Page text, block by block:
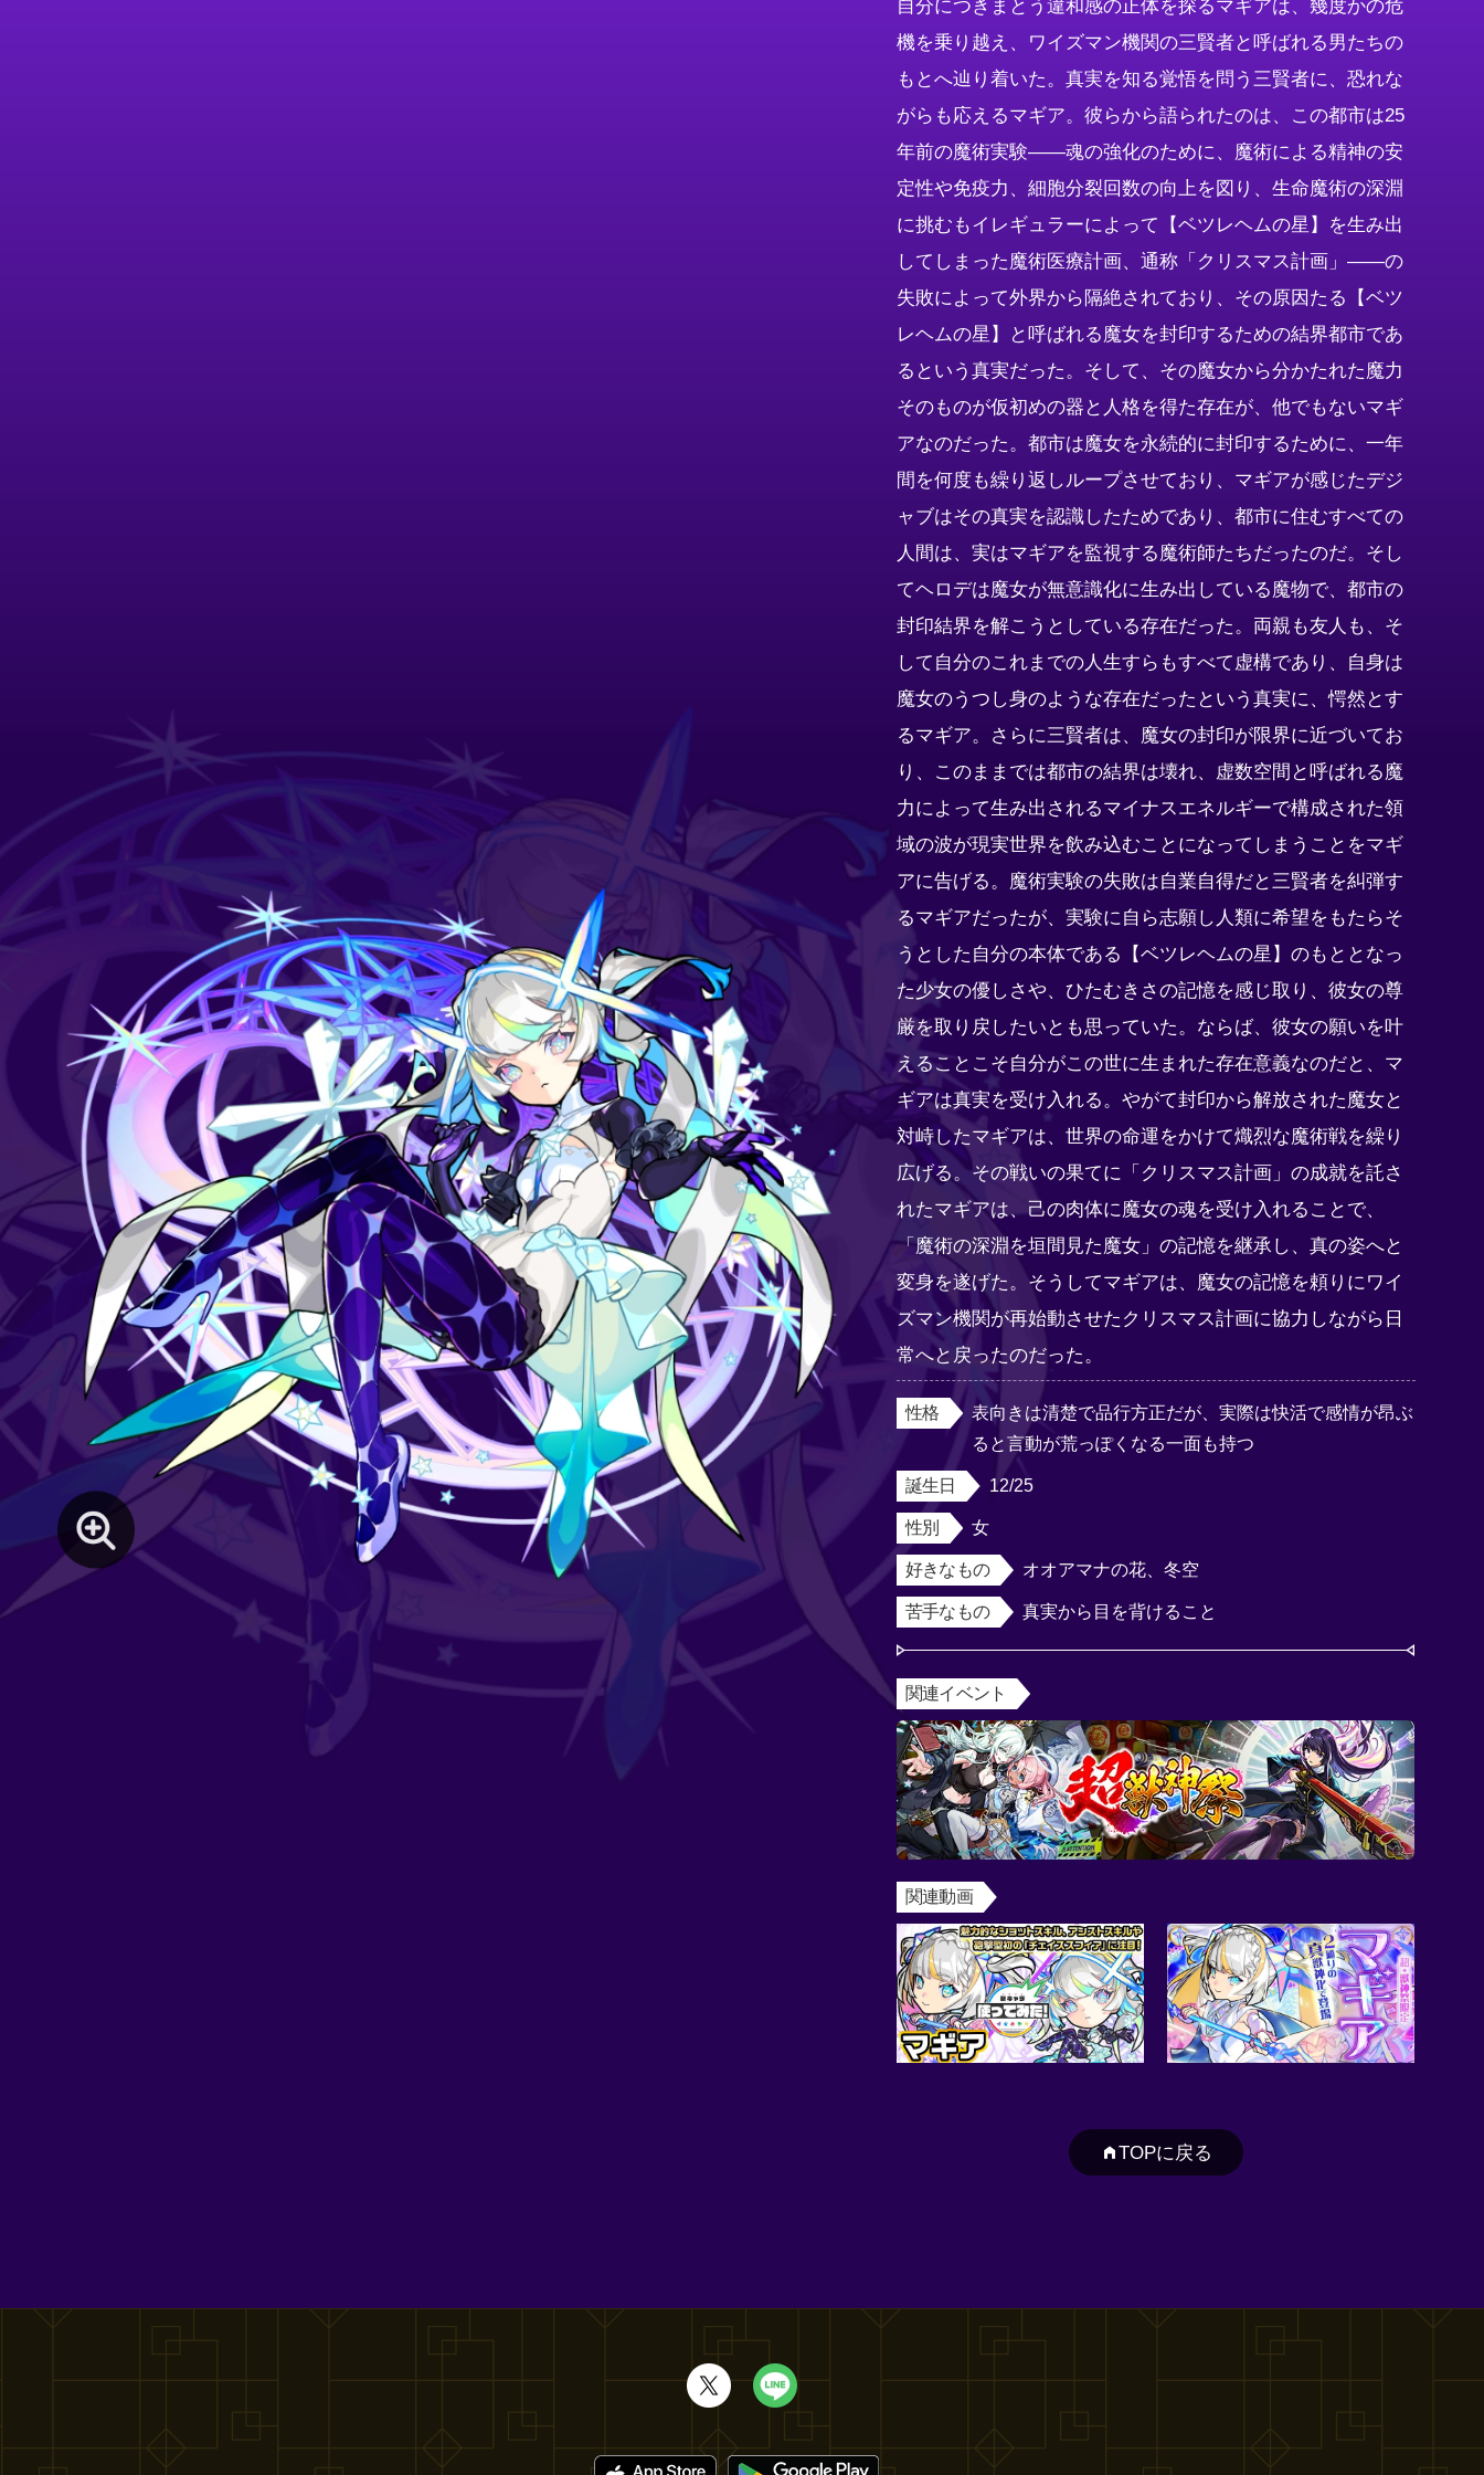
自分につきまとう違和感の正体を探るマギアは、幾度かの危
機を乗り越え、ワイズマン機関の三賢者と呼ばれる男たちの
もとへ辿り着いた。真実を知る覚悟を問う三賢者に、恐れな
がらも応えるマギア。彼らから語られたのは、この都市は25
年前の魔術実験――魂の強化のために、魔術による精神の安
定性や免疫力、細胞分裂回数の向上を図り、生命魔術の深淵
に挑むもイレギュラーによって【ベツレヘムの星】を生み出
してしまった魔術医療計画、通称「クリスマス計画」――の
失敗によって外界から隔絶されており、その原因たる【ベツ
レヘムの星】と呼ばれる魔女を封印するための結界都市であ
るという真実だった。そして、その魔女から分かたれた魔力
そのものが仮初めの器と人格を得た存在が、他でもないマギ
アなのだった。都市は魔女を永続的に封印するために、一年
間を何度も繰り返しループさせており、マギアが感じたデジ
ャブはその真実を認識したためであり、都市に住むすべての
人間は、実はマギアを監視する魔術師たちだったのだ。そし
てヘロデは魔女が無意識化に生み出している魔物で、都市の
封印結界を解こうとしている存在だった。両親も友人も、そ
して自分のこれまでの人生すらもすべて虚構であり、自身は
魔女のうつし身のような存在だったという真実に、愕然とす
るマギア。さらに三賢者は、魔女の封印が限界に近づいてお
り、このままでは都市の結界は壊れ、虚数空間と呼ばれる魔
力によって生み出されるマイナスエネルギーで構成された領
域の波が現実世界を飲み込むことになってしまうことをマギ
アに告げる。魔術実験の失敗は自業自得だと三賢者を糾弾す
るマギアだったが、実験に自ら志願し人類に希望をもたらそ
うとした自分の本体である【ベツレヘムの星】のもととなっ
た少女の優しさや、ひたむきさの記憶を感じ取り、彼女の尊
厳を取り戻したいとも思っていた。ならば、彼女の願いを叶
えることこそ自分がこの世に生まれた存在意義なのだと、マ
ギアは真実を受け入れる。やがて封印から解放された魔女と
対峙したマギアは、世界の命運をかけて熾烈な魔術戦を繰り
広げる。その戦いの果てに「クリスマス計画」の成就を託さ
れたマギアは、己の肉体に魔女の魂を受け入れることで、
「魔術の深淵を垣間見た魔女」の記憶を継承し、真の姿へと
変身を遂げた。そうしてマギアは、魔女の記憶を頼りにワイ
ズマン機関が再始動させたクリスマス計画に協力しながら日
常へと戻ったのだった。
性格
表向きは清楚で品行方正だが、実際は快活で感情が昂ぶ
ると言動が荒っぽくなる一面も持つ
誕生日 12/25
性別 女
好きなもの オオアマナの花、冬空
苦手なもの 真実から目を背けること
関連イベント
関連動画
TOPに戻る